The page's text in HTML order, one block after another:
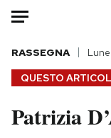
HOME
Italia
QUESTO
RASSEGNA
Patrizia